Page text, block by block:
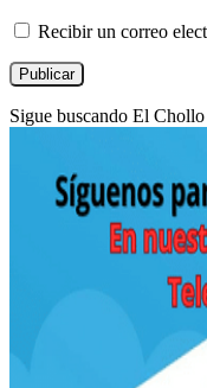
Recibir un correo
Sigue buscando El